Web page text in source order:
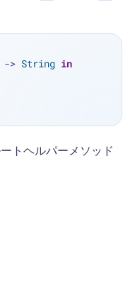
-> String in
トヘルパーメソッド